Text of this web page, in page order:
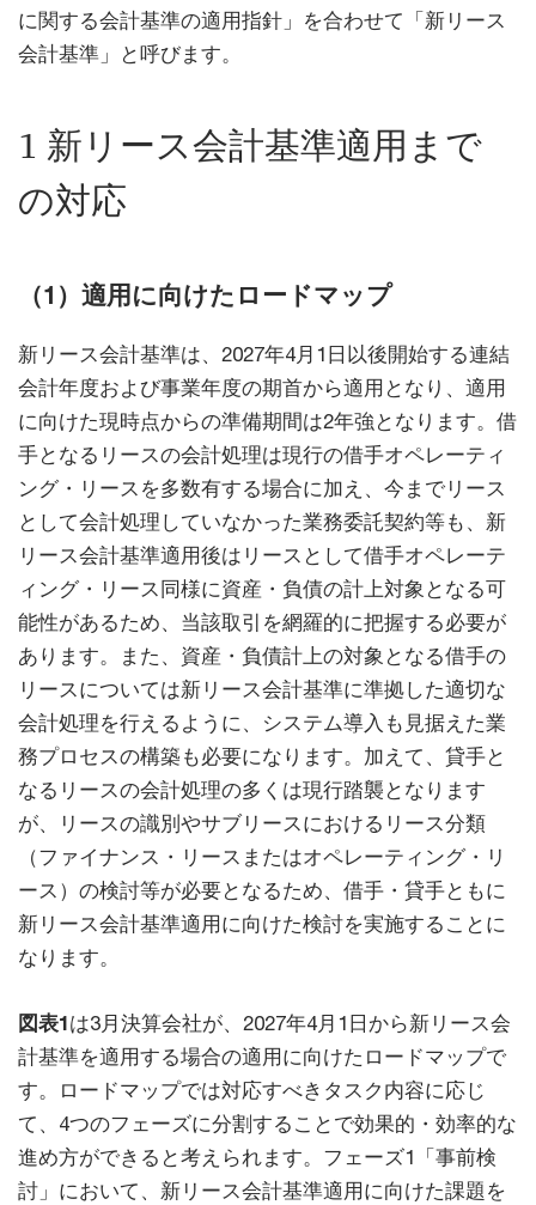
に関する会計基準の適用指針」を合わせて「新リース
会計基準」と呼びます。
1 新リース会計基準適用まで
の対応
（1）適用に向けたロードマップ
新リース会計基準は、2027年4月1日以後開始する連結
会計年度および事業年度の期首から適用となり、適用
に向けた現時点からの準備期間は2年強となります。借
手となるリースの会計処理は現行の借手オペレーティ
ング・リースを多数有する場合に加え、今までリース
として会計処理していなかった業務委託契約等も、新
リース会計基準適用後はリースとして借手オペレーテ
ィング・リース同様に資産・負債の計上対象となる可
能性があるため、当該取引を網羅的に把握する必要が
あります。また、資産・負債計上の対象となる借手の
リースについては新リース会計基準に準拠した適切な
会計処理を行えるように、システム導入も見据えた業
務プロセスの構築も必要になります。加えて、貸手と
なるリースの会計処理の多くは現行踏襲となります
が、リースの識別やサブリースにおけるリース分類
（ファイナンス・リースまたはオペレーティング・リ
ース）の検討等が必要となるため、借手・貸手ともに
新リース会計基準適用に向けた検討を実施することに
なります。
図表1は3月決算会社が、2027年4月1日から新リース会
計基準を適用する場合の適用に向けたロードマップで
す。ロードマップでは対応すべきタスク内容に応じ
て、4つのフェーズに分割することで効果的・効率的な
進め方ができると考えられます。フェーズ1「事前検
討」において、新リース会計基準適用に向けた課題を